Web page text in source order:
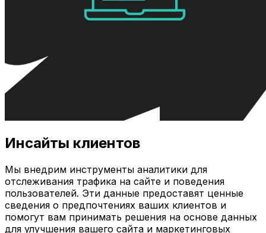
Инсайты клиентов
Мы внедрим инструменты аналитики для
отслеживания трафика на сайте и поведения
пользователей. Эти данные предоставят ценные
сведения о предпочтениях ваших клиентов и
помогут вам принимать решения на основе данных
для улучшения вашего сайта и маркетинговых